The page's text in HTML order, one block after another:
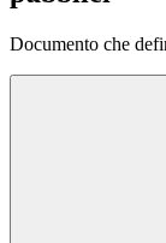
Documento che